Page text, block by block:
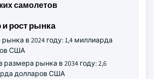
самолетов
и рост рынка
в 2024 году: 1,4 миллиарда
США
размера рынка в 2034 году: 2,6
долларов США